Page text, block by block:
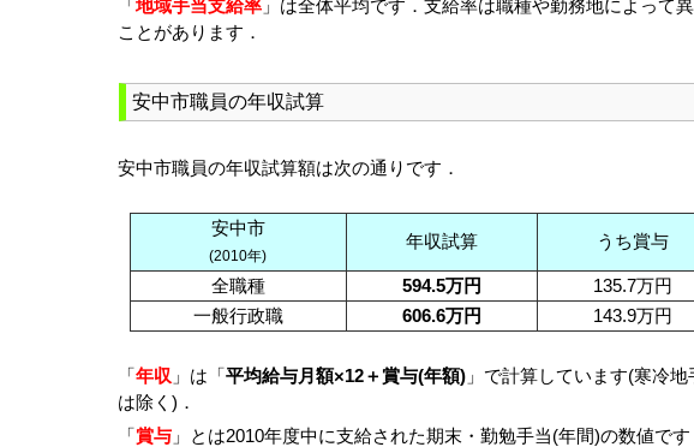
「地域手当支給率 」は全体平均です．支給率は職種や勤務地によって
ことがあります．
安中市職員の年収試算
安中市職員の年収試算額は次の通りです．
安中市
(2010年)
年収試算 うち賞与
全職種 594.5万円
135.7万円
一般行政職
606.6万円 143.9万円
「年収 」は「平均給与月額×12＋賞与(年額) 」で計算しています(寒冷地
は除く)．
「賞与 」とは2010年度中に支給された期末・勤勉手当(年間)の数値です